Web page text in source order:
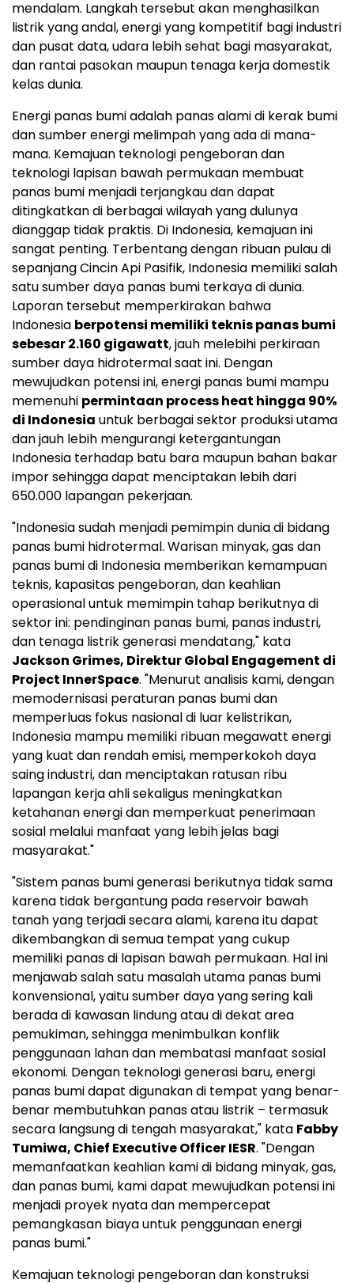
mendalam. Langkah tersebut akan menghasilkan
listrik yang andal, energi yang kompetitif bagi industri
dan pusat data, udara lebih sehat bagi masyarakat,
dan rantai pasokan maupun tenaga kerja domestik
kelas dunia.
Energi panas bumi adalah panas alami di kerak bumi
dan sumber energi melimpah yang ada di mana-
mana. Kemajuan teknologi pengeboran dan
teknologi lapisan bawah permukaan membuat
panas bumi menjadi terjangkau dan dapat
ditingkatkan di berbagai wilayah yang dulunya
dianggap tidak praktis. Di Indonesia, kemajuan ini
sangat penting. Terbentang dengan ribuan pulau di
sepanjang Cincin Api Pasifik, Indonesia memiliki salah
satu sumber daya panas bumi terkaya di dunia.
Laporan tersebut memperkirakan bahwa
Indonesia berpotensi memiliki teknis panas bumi
sebesar 2.160 gigawatt, jauh melebihi perkiraan
sumber daya hidrotermal saat ini. Dengan
mewujudkan potensi ini, energi panas bumi mampu
memenuhi permintaan process heat hingga 90%
di Indonesia untuk berbagai sektor produksi utama
dan jauh lebih mengurangi ketergantungan
Indonesia terhadap batu bara maupun bahan bakar
impor sehingga dapat menciptakan lebih dari
650.000 lapangan pekerjaan.
"Indonesiasudah menjadi pemimpin dunia di bidang
panas bumi hidrotermal. Warisan minyak, gas dan
panas bumi di Indonesia memberikan kemampuan
teknis, kapasitas pengeboran, dan keahlian
operasional untuk memimpin tahap berikutnya di
sektor ini: pendinginan panas bumi, panas industri,
dan tenaga listrik generasi mendatang," kata
Jackson Grimes, Direktur Global Engagement di
Project InnerSpace. "Menurut analisis kami, dengan
memodernisasi peraturan panas bumi dan
memperluas fokus nasional di luar kelistrikan,
Indonesia mampu memiliki ribuan megawatt energi
yang kuat dan rendah emisi, memperkokoh daya
saing industri, dan menciptakan ratusan ribu
lapangan kerja ahli sekaligus meningkatkan
ketahanan energi dan memperkuat penerimaan
sosial melalui manfaat yang lebih jelas bagi
masyarakat."
"Sistem panas bumi generasi berikutnya tidak sama
karena tidak bergantung pada reservoir bawah
tanah yang terjadi secara alami, karena itu dapat
dikembangkan di semua tempat yang cukup
memiliki panas di lapisan bawah permukaan. Hal ini
menjawab salah satu masalah utama panas bumi
konvensional, yaitu sumber daya yang sering kali
berada di kawasan lindung atau di dekat area
pemukiman, sehingga menimbulkan konflik
penggunaan lahan dan membatasi manfaat sosial
ekonomi. Dengan teknologi generasi baru, energi
panas bumi dapat digunakan di tempat yang benar-
benar membutuhkan panas atau listrik – termasuk
secara langsung di tengah masyarakat," kata Fabby
Tumiwa, Chief Executive Officer IESR. "Dengan
memanfaatkan keahlian kami di bidang minyak, gas,
dan panas bumi, kami dapat mewujudkan potensi ini
menjadi proyek nyata dan mempercepat
pemangkasan biaya untuk penggunaan energi
panas bumi."
Kemajuan teknologi pengeboran dan konstruksi